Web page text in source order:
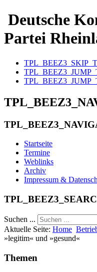
Deutsche
Partei
Startseite
Termine
Weblinks
Archiv
Impressum &
Suchen ...
Aktuelle Seite: Home
»legitim« und »gesund«
Themen